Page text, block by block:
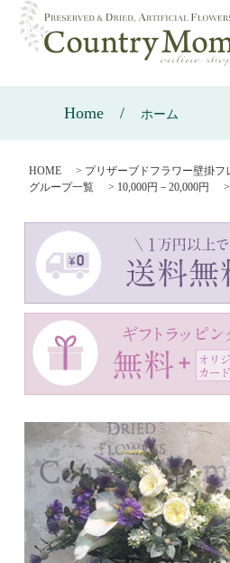
Home ホーム
HOME > プリザーブドフラワー壁掛
グループ一覧
> 10,000円－20,000円 >